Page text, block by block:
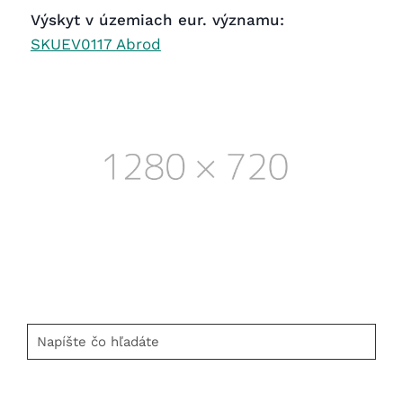
Výskyt v územiach eur. významu:
SKUEV0117 Abrod
Napíšte
čo